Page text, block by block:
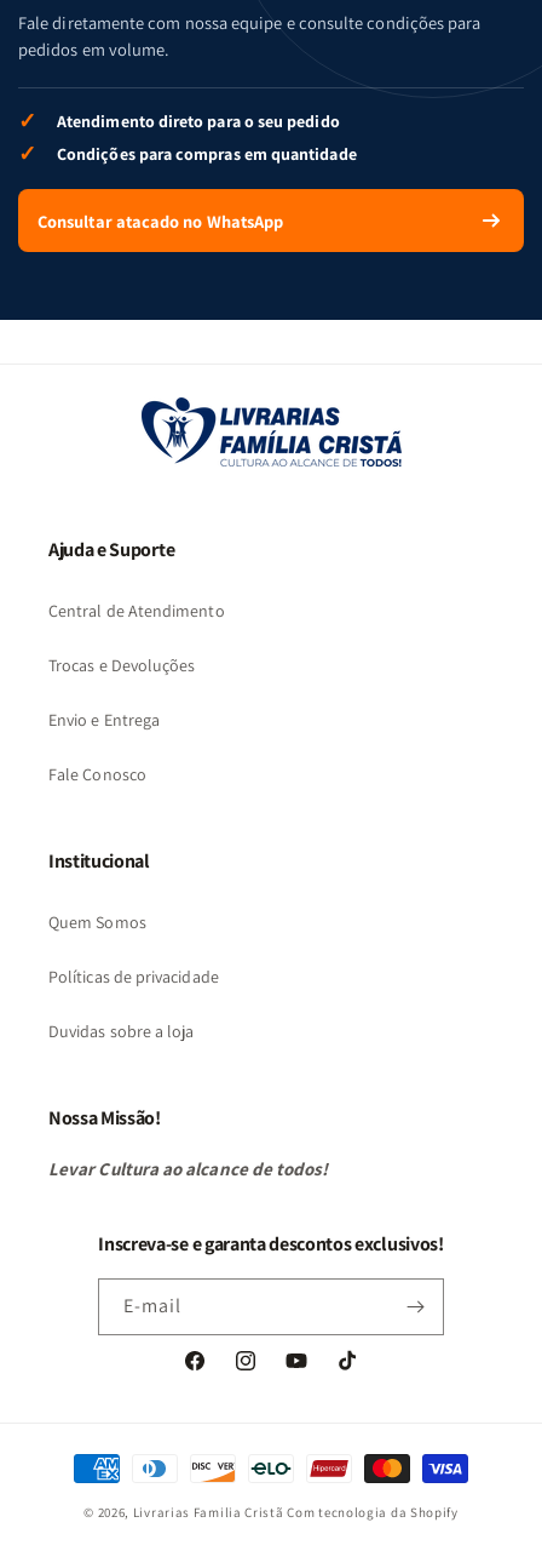
Fale diretamente com nossa equipe e consulte condições para
pedidos em volume.
✓ Atendimento direto para o seu pedido
✓ Condições para compras em quantidade
Consultar atacado no WhatsApp
Ajuda e Suporte
Central de Atendimento
Trocas e Devoluções
Envio e Entrega
Fale Conosco
Institucional
Quem Somos
Políticas de privacidade
Duvidas sobre a loja
Nossa Missão!
Levar Cultura ao alcance de todos!
Inscreva-se e garanta descontos exclusivos!
E-mail
FacebookInstagramYouTubeTikTok
Formas
de
pagamento
© 2026, Livrarias Familia Cristã Com tecnologia da Shopify